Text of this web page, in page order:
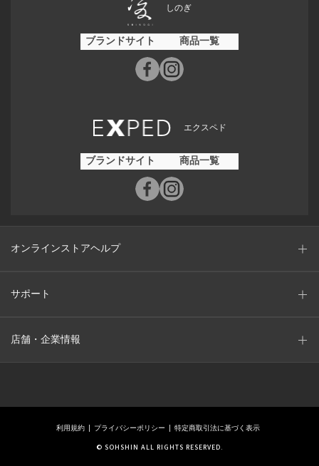
しのぎ
ブランドサイト 商品一覧
エクスペド
ブランドサイト 商品一覧
オンラインストアヘルプ
サポート
店舗・企業情報
利用規約 プライバシーポリシー
特定商取引法に基づく表示
© SOHSHIN ALL RIGHTS RESERVED.